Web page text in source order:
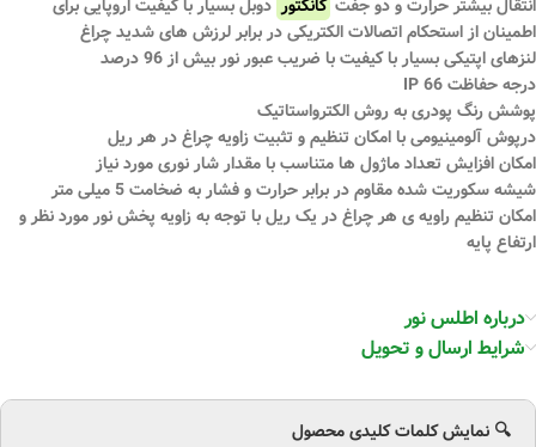
انتقال بیشتر حرارت و دو جفت کانکتور دوبل بسیار با کیفیت اروپایی برای
اطمینان از استحکام اتصالات الکتریکی در برابر لرزش های شدید چراغ
لنزهای اپتیکی بسیار با کیفیت با ضریب عبور نور بیش از 96 درصد
درجه حفاظت IP 66
پوشش رنگ پودری به روش الکترواستاتیک
درپوش آلومینیومی با امکان تنظیم و تثبیت زاویه چراغ در هر ریل
امکان افزایش تعداد ماژول ها متناسب با مقدار شار نوری مورد نیاز
شیشه سکوریت شده مقاوم در برابر حرارت و فشار به ضخامت 5 میلی متر
امکان تنظیم راویه ی هر چراغ در یک ریل با توجه به زاویه پخش نور مورد نظر و
ارتفاع پایه
درباره اطلس نور
شرایط ارسال و تحویل
🔍 نمایش کلمات کلیدی محصول